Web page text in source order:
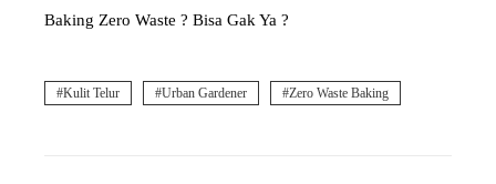
Baking Zero Waste ? Bisa Gak Ya ?
Kulit Telur Urban Gardener Zero Waste Baking